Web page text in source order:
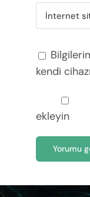
kendi
ekleyin